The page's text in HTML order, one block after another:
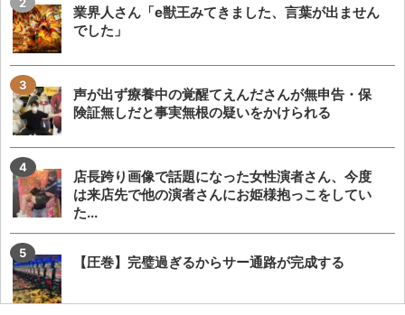
業界人さん「e獣王みてきました、言葉が出ません
でした」
声が出ず療養中の覚醒てえんださんが無申告・保
険証無しだと事実無根の疑いをかけられる
店長跨り画像で話題になった女性演者さん、今度
は来店先で他の演者さんにお姫様抱っこをしてい
た...
【圧巻】完璧過ぎるからサー通路が完成する